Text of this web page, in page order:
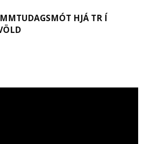
HJÁ TR Í